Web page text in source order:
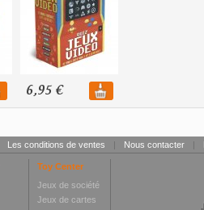
6,95 €
Les conditions de ventes | Nous contacter |
Toy Center
Jeux de société
Jeux de cartes